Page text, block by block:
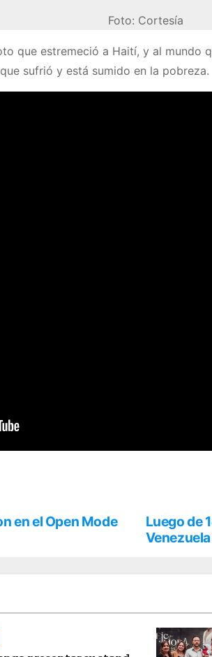
Foto: Cortesía
que estremeció a Haití, y al mundo
sufrió y está sumido en la pobreza.
Luego de
Venezuela
en el Open Mode